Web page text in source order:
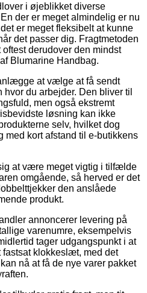
i øjeblikket diverse
der er meget almindelig er nu
er meget fleksibelt at kunne
det passer dig. Fragtmetoden
derudover den mindst
Blumarine Handbag.
at vælge at få sendt
du arbejder. Den bliver til
men også ekstremt
løsning kan ikke
selv, hvilket dog
med kort afstand til e-butikkens
at være meget vigtig i tilfælde
omgående, så herved er det
den anslåede
produkt.
annoncerer levering på
varenumre, eksempelvis
tager udgangspunkt i at
klokkeslæt, med det
nå at få de nye varer pakket